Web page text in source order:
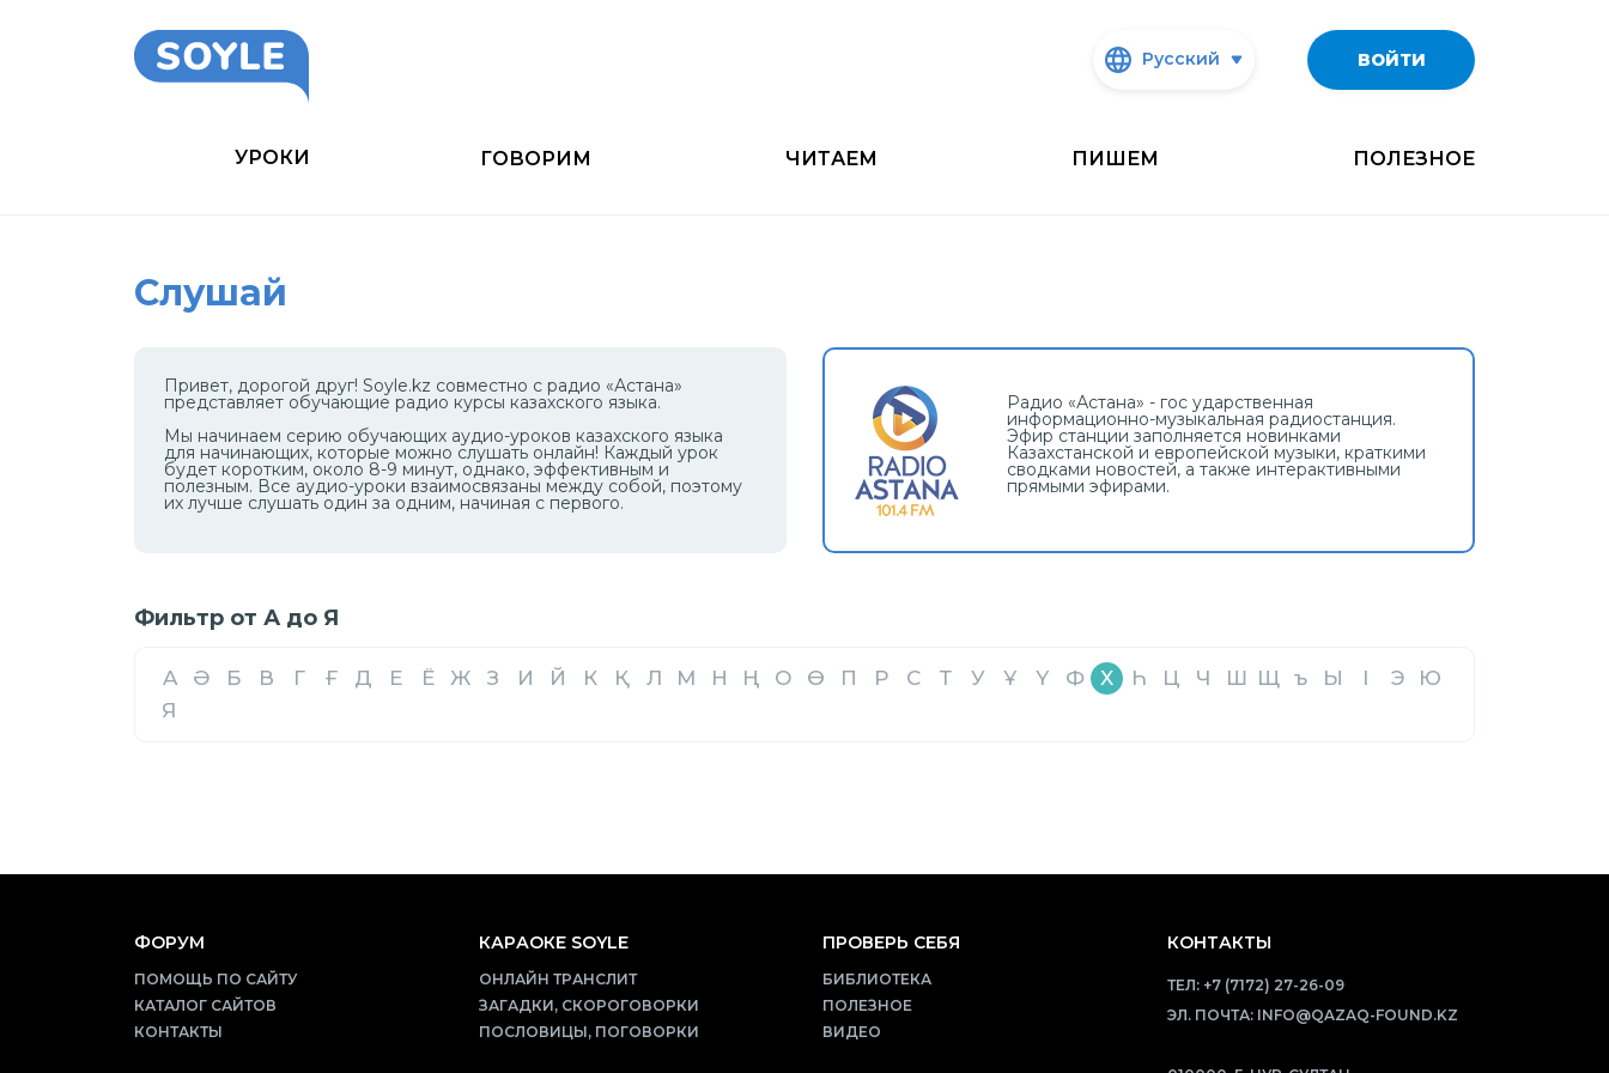
Русский ВОЙТИ
УРОКИ ГОВОРИМ ЧИТАЕМ ПИШЕМ ПОЛЕЗНОЕ
Слушай
Привет, дорогой друг! Soyle.kz совместно с радио «Астана»
представляет обучающие радио курсы казахского языка.
Мы начинаем серию обучающих аудио-уроков казахского языка
для начинающих, которые можно слушать онлайн! Каждый урок
будет коротким, около 8-9 минут, однако, эффективным и
полезным. Все аудио-уроки взаимосвязаны между собой, поэтому
их лучше слушать один за одним, начиная с первого.
Радио «Астана» - гос ударственная
информационно-музыкальная радиостанция.
Эфир станции заполняется новинками
Казахстанской и европейской музыки, краткими
сводками новостей, а также интерактивными
прямыми эфирами.
Фильтр от А до Я
A Ә Б В Г Ғ Д Е Ё Ж З И Й К Қ Л М Н Ң О Ө П Р С Т У Ұ Ү Ф Х Һ Ц Ч Ш Щ ъ Ы І Э
Ю
Я
ФОРУМ
ПОМОЩЬ ПО САЙТУ
КАТАЛОГ САЙТОВ
КОНТАКТЫ
КАРАОКЕ SOYLE
ОНЛАЙН ТРАНСЛИТ
ЗАГАДКИ, СКОРОГОВОРКИ
ПОСЛОВИЦЫ, ПОГОВОРКИ
ПРОВЕРЬ СЕБЯ
БИБЛИОТЕКА
ПОЛЕЗНОЕ
ВИДЕО
КОНТАКТЫ
ТЕЛ: +7 (7172) 27-26-09
ЭЛ. ПОЧТА: INFO@QAZAQ-FOUND.KZ